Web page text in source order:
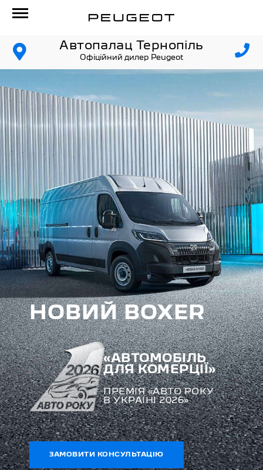
Автопалац Тернопіль
Офіційний дилер Peugeot
НОВИЙ BOXER
«АВТОМОБІЛЬ
ДЛЯ КОМЕРЦІЇ»
ПРЕМІЯ «АВТО РОКУ
В УКРАЇНІ 2026»
ЗАМОВИТИ КОНСУЛЬТАЦІЮ